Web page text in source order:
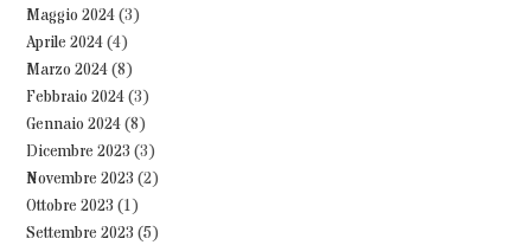
Maggio 2024(3)
Aprile 2024(4)
Marzo 2024(8)
Febbraio 2024(3)
Gennaio 2024(8)
Dicembre 2023 (3)
Novembre 2023 (2)
Ottobre 2023 (1)
Settembre 2023 (5)